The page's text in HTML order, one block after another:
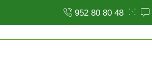
952 80 80 48